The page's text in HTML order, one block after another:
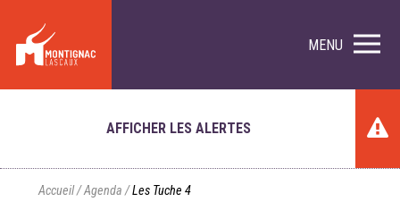
MENU
AFFICHER LES ALERTES
Accueil/Agenda /Les Tuche 4